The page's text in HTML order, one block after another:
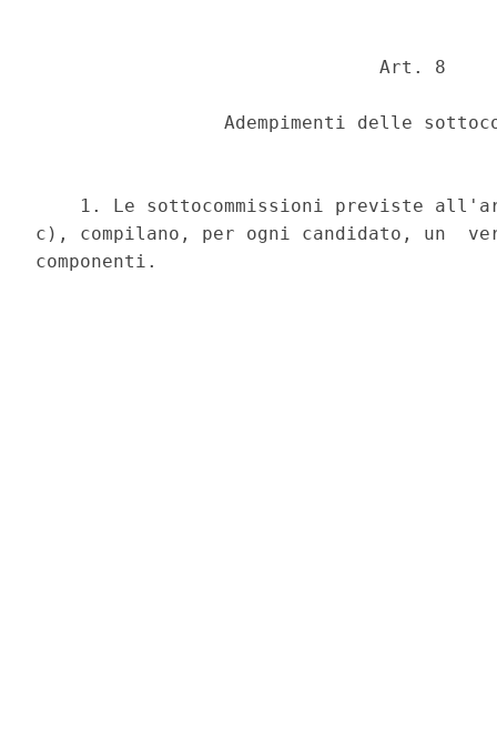
                               Art. 8
Adempimenti delle
1. Le sottocommissioni previste
c), compilano, per ogni candidato, un